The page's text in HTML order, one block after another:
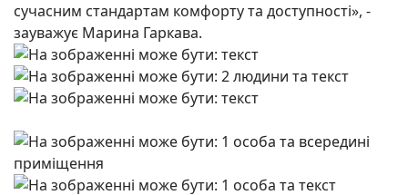
сучасним стандартам комфорту та доступності», -
зауважує Марина Гаркава.